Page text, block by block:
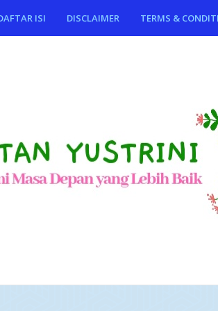
ISI DISCLAIMER TERMS &